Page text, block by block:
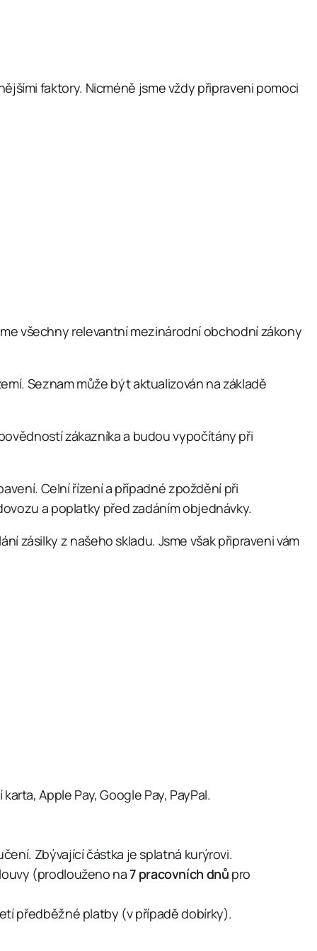
faktory. Nicméně jsme vždy připraveni pomoci
všechny relevantní mezinárodní obchodní zákony
Seznam může být aktualizován na základě
zákazníka a budou vypočítány při
Celní řízení a případné zpoždění při
a poplatky před zadáním objednávky.
zásilky z našeho skladu. Jsme však připraveni vám
Apple Pay, Google Pay, PayPal.
Zbývající částka je splatná kurýrovi.
(prodlouženo na7 pracovních dnů pro
předběžné platby (v případě dobírky).